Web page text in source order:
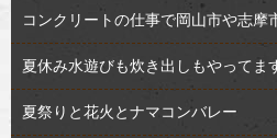
コンクリートの仕事で岡山市や志摩
夏休み水遊びも炊き出しもやってま
夏祭りと花火とナマコンバレー